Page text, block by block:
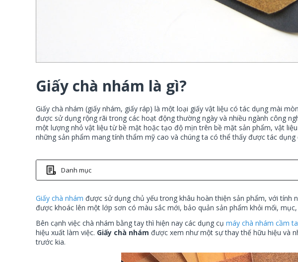
Giấy chà nhám là gì?
Giấy chà nhám (giấy nhám, giấy ráp) là một loại giấy vật liệu có tác dụng mài
được sử dụng rộng rãi trong các hoạt động thường ngày và nhiều ngành công
một lượng nhỏ vật liệu từ bề mặt hoặc tạo độ mịn trên bề mặt sản phẩm, vật
những sản phẩm mang tính thẩm mỹ cao và chúng ta có thể thấy được tác
Danh mục
Giấy chà nhám được sử dụng chủ yếu trong khâu hoàn thiện sản phẩm, với tính
được khoác lên một lớp sơn có màu sắc mới, bảo quản sản phẩm khỏi mối,
Bên cạnh việc chà nhám bằng tay thì hiện nay các dụng cụ máy chà nhám cầm
hiệu xuất làm việc. Giấy chà nhám được xem như một sự thay thế hữu hiệu và
trước kia.